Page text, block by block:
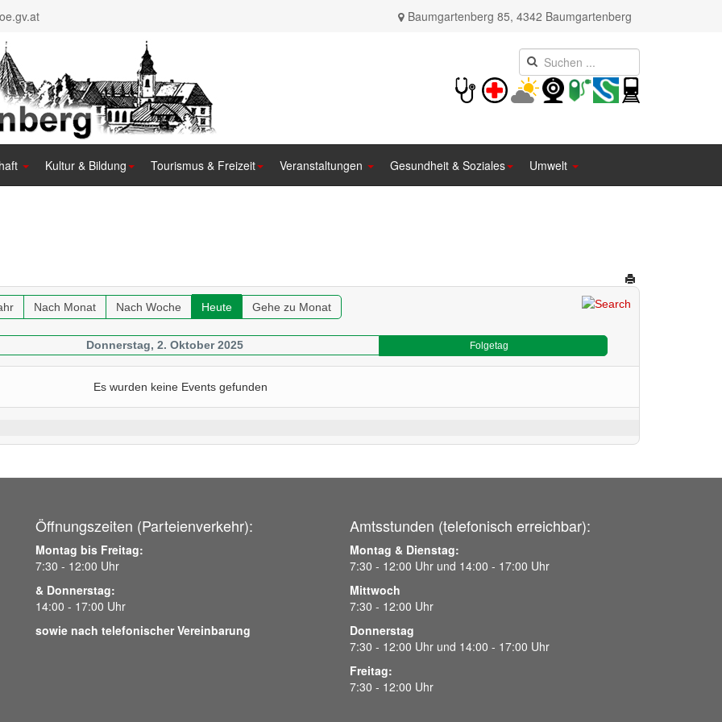
Baumgartenberg 85, 4342 Baumgartenberg
Kultur & Bildung Tourismus & Freizeit Veranstaltungen Gesundheit & Soziales Umwelt
Nach Monat Nach Woche Heute Gehe zu Monat
Donnerstag, 2. Oktober 2025 Folgetag
Es wurden keine Events gefunden
Öffnungszeiten (Parteienverkehr):
Montag bis Freitag:
7:30 - 12:00 Uhr
& Donnerstag:
14:00 - 17:00 Uhr
sowie nach telefonischer Vereinbarung
Amtsstunden (telefonisch erreichbar):
Montag & Dienstag:
7:30 - 12:00 Uhr und 14:00 - 17:00 Uhr
Mittwoch
7:30 - 12:00 Uhr
Donnerstag
7:30 - 12:00 Uhr und 14:00 - 17:00 Uhr
Freitag:
7:30 - 12:00 Uhr